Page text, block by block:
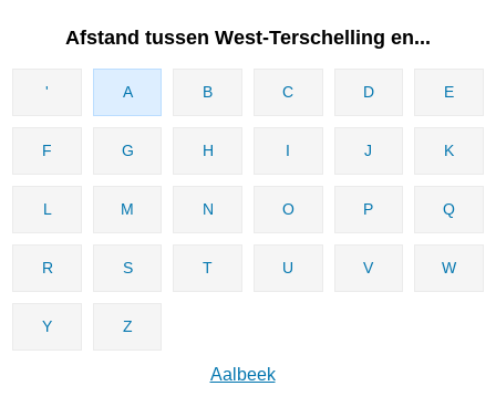
Afstand tussen West-Terschelling en...
' A B C D E
F G H I J K
L M N O P Q
R S T U V W
Y Z
Aalbeek